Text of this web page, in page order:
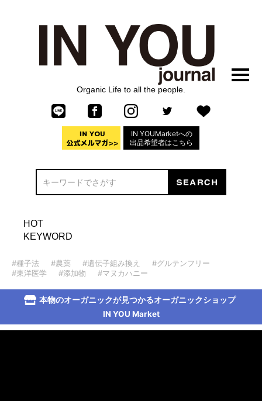
Organic Life to all the people.
IN YOUMarketへの
出品希望者はこちら
HOT
KEYWORD
#種子法 #農薬 #遺伝子組み換え
#グルテンフリー
#東洋医学
#添加物 #マヌカハニー
本物のオーガニックが見つかるオーガニックショップ
IN YOU Market